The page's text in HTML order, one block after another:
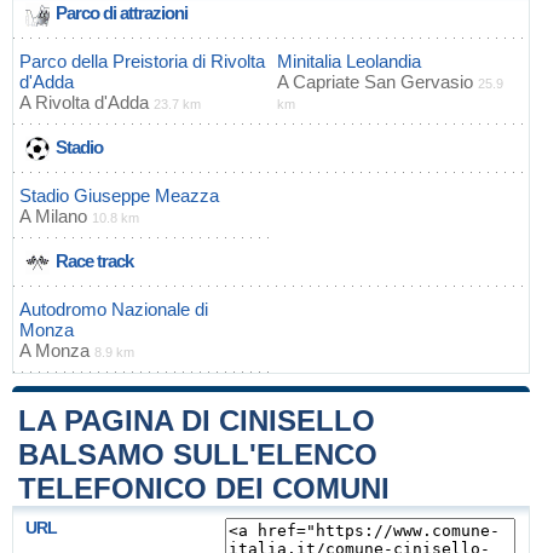
Parco di attrazioni
Parco della Preistoria di Rivolta
d'Adda
A Rivolta d'Adda 23.7 km
Minitalia Leolandia
ACapriate San Gervasio 25.9
km
Stadio
Stadio Giuseppe Meazza
A Milano 10.8 km
Race track
Autodromo Nazionale di
Monza
A Monza 8.9 km
LA PAGINA DI CINISELLO
BALSAMO SULL'ELENCO
TELEFONICO DEI COMUNI
URL